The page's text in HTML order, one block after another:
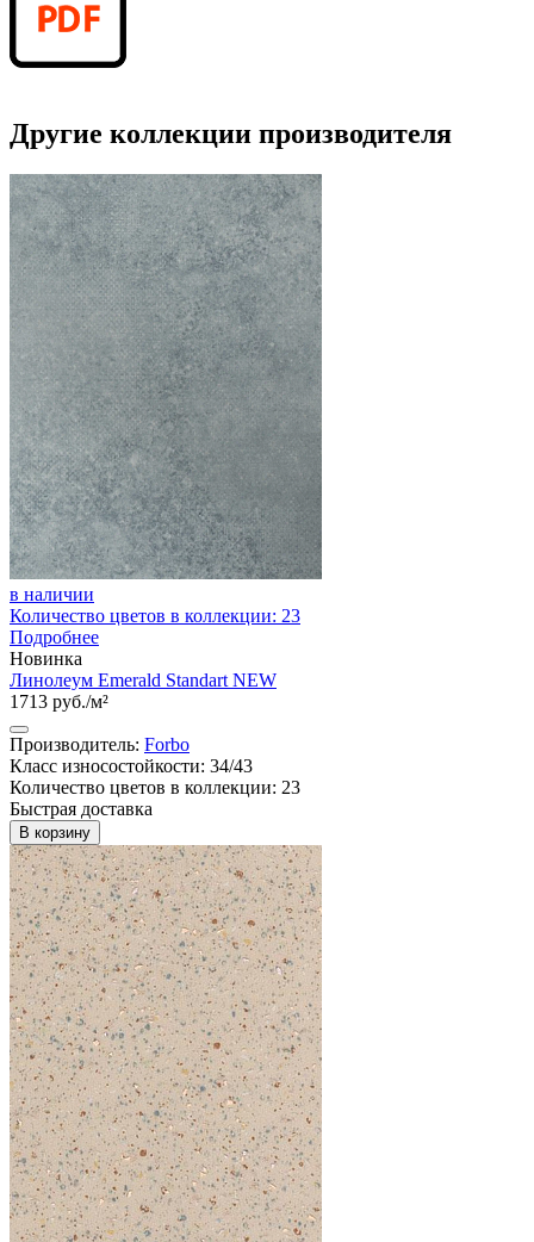
Другие коллекции производителя
в наличии
Количество цветов в коллекции: 23
Подробнее
Новинка
Линолеум Emerald Standart NEW
1713 руб./м²
Производитель: Forbo
Класс износостойкости: 34/43
Количество цветов в коллекции: 23
Быстрая доставка
В корзину